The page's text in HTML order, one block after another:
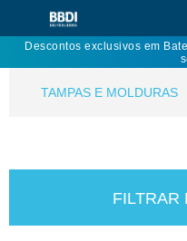
Descontos exclusivos em
TAMPAS E MOLDURAS
FILTRAR